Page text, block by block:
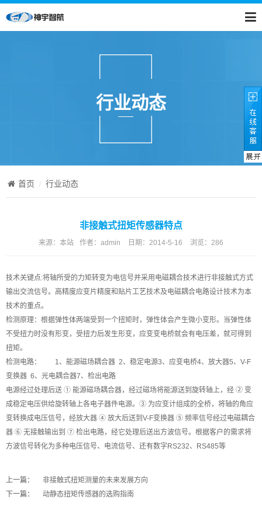
行业动态
首页 行业动态
非接触式扭矩传感器特点
来源： 本站 作者： admin 日期： 2014-5-16 浏览： 286
技术关键点:将轴所受的力矩转变为电信号并采用电磁耦合技术进行非接触式方式
输出交流信号。高精度应变片精度和贴片工艺技术及电磁耦合电路设计技术为本
技术的重点。
检测原理：根据弹性体两端受到一个扭矩时，弹性体会产生微小变形。当弹性体
不受扭力时没有形变，受扭力后发生形变，应变变电桥就会有电压差，就可得到
扭矩。
检测电路： 1、能源磁场耦合器 2、稳定电源3、应变电桥4、放大器5、V-F
变换器 6、光电耦合器7、检出电路
电源经过处理后送 ① 能源磁场耦合器，经过磁场将能源送到旋转轴上，经 ② 变
成稳定电压供给旋转轴上各电子器件电源。③ 为应变计组成的全桥，将轴的角应
变转换成电压信号，经放大器 ④ 放大后送到V-F变换器 ⑤ 频率信号经过电磁耦合
器 ⑥ 无接触输出到 ⑦ 检出电路，经它处理后送出方波信号。根据客户的需求将
方波信号转化为多种电压信号、电流信号、还有数字RS232、RS485等
上一篇：
非接触式扭矩测量的未来发展方向
下一篇：
动静态扭矩传感器的选购指南